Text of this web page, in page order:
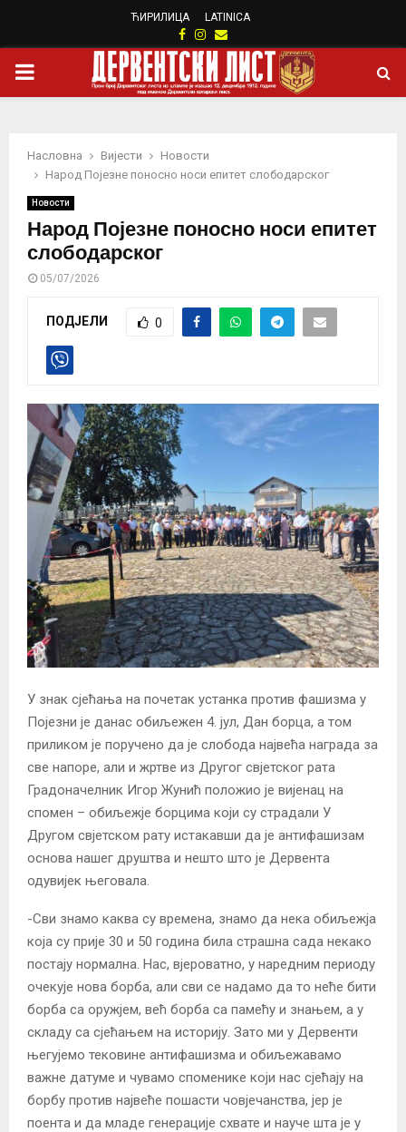
ЋИРИЛИЦА LATINICA
Facebook
Instagram
Email
PRIMARY
Насловна Вијести
Новости
Народ Појезне поносно носи епитет слободарског
Новости
Народ Појезне поносно носи епитет
слободарског
05/07/2026
ПОДЈЕЛИ 0
У знак сјећања на почетак устанка против фашизма у
Појезни је данас обиљежен 4. јул, Дан борца, а том
приликом је поручено да је слобода највећа награда за
све напоре, али и жртве из Другог свјетског рата
Градоначелник Игор Жунић положио је вијенац на
спомен – обиљежје борцима који су страдали У
Другом свјетском рату истакавши да је антифашизам
основа нашег друштва и нешто што је Дервента
одувијек његовала.
-Сви знамо каква су времена, знамо да нека обиљежја
која су прије 30 и 50 година била страшна сада некако
постају нормална. Нас, вјероватно, у наредним периоду
очекује нова борба, али сви се надамо да то неће бити
борба са оружјем, већ борба са памећу и знањем, а у
складу са сјећањем на историју. Зато ми у Дервенти
његујемо тековине антифашизма и обиљежавамо
важне датуме и чувамо споменике који нас сјећају на
борбу против највеће пошасти човјечанства, јер је
поента и да младе генерације схвате и науче шта је у